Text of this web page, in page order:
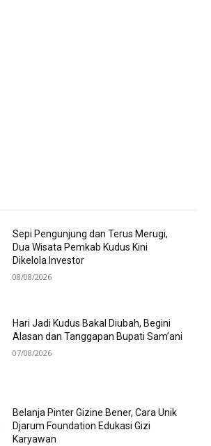
Sepi Pengunjung dan Terus Merugi,
Dua Wisata Pemkab Kudus Kini
Dikelola Investor
08/08/2026
Hari Jadi Kudus Bakal Diubah, Begini
Alasan dan Tanggapan Bupati Sam’ani
07/08/2026
Belanja Pinter Gizine Bener, Cara Unik
Djarum Foundation Edukasi Gizi
Karyawan